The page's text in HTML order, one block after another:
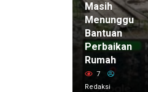
Masih
Menunggu
Bantuan
Perbaikan
Rumah
7
Redaksi